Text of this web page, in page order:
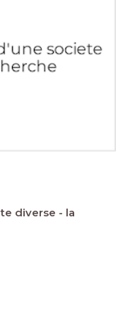
diverse - la